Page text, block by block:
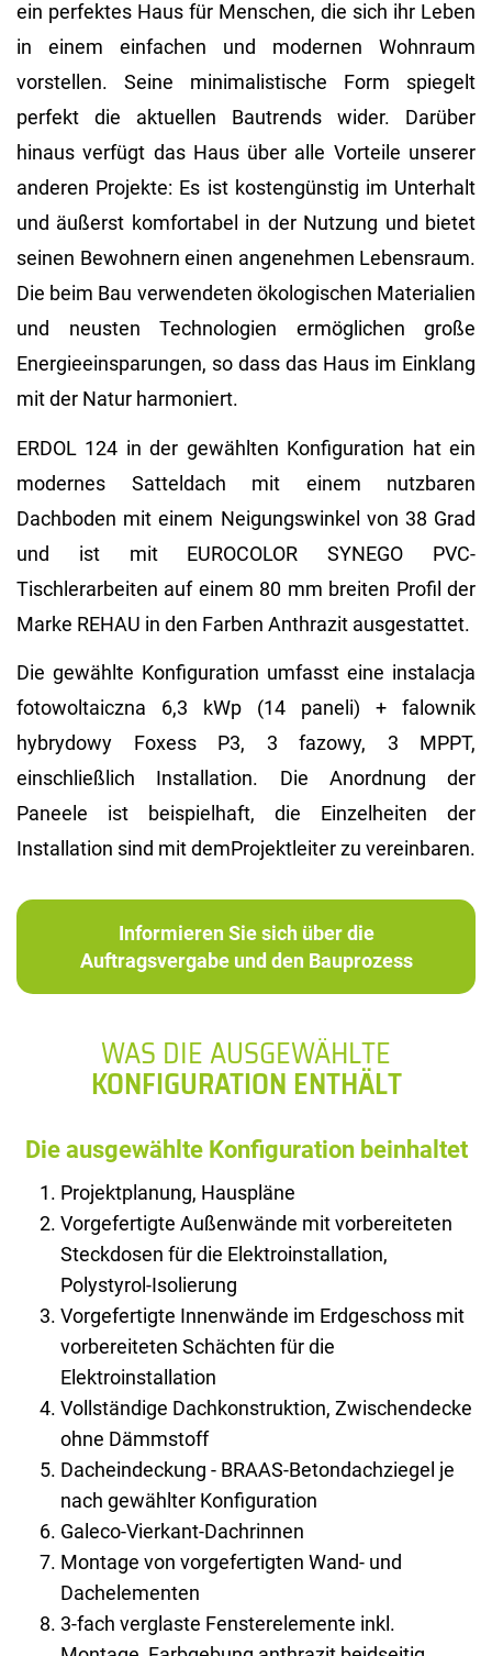
ein perfektes Haus für Menschen, die sich ihr Leben
in einem einfachen und modernen Wohnraum
vorstellen. Seine minimalistische Form spiegelt
perfekt die aktuellen Bautrends wider. Darüber
hinaus verfügt das Haus über alle Vorteile unserer
anderen Projekte: Es ist kostengünstig im Unterhalt
und äußerst komfortabel in der Nutzung und bietet
seinen Bewohnern einen angenehmen Lebensraum.
Die beim Bau verwendeten ökologischen Materialien
und neusten Technologien ermöglichen große
Energieeinsparungen, so dass das Haus im Einklang
mit der Natur harmoniert.
ERDOL 124 in der gewählten Konfiguration hat ein
modernes Satteldach mit einem nutzbaren
Dachboden mit einem Neigungswinkel von 38 Grad
und ist mit EUROCOLOR SYNEGO PVC-
Tischlerarbeiten auf einem 80 mm breiten Profil der
Marke REHAU in den Farben Anthrazit ausgestattet.
Die gewählte Konfiguration umfasst eine instalacja
fotowoltaiczna 6,3 kWp (14 paneli) + falownik
hybrydowy Foxess P3, 3 fazowy, 3 MPPT,
einschließlich Installation. Die Anordnung der
Paneele ist beispielhaft, die Einzelheiten der
Installation sind mit demProjektleiter zu vereinbaren.
Informieren Sie sich über die
Auftragsvergabe und den Bauprozess
WAS DIE AUSGEWÄHLTE
KONFIGURATION ENTHÄLT
Die ausgewählte Konfiguration beinhaltet
Projektplanung, Hauspläne
Vorgefertigte Außenwände mit vorbereiteten
Steckdosen für die Elektroinstallation,
Polystyrol-Isolierung
Vorgefertigte Innenwände im Erdgeschoss mit
vorbereiteten Schächten für die
Elektroinstallation
Vollständige Dachkonstruktion, Zwischendecke
ohne Dämmstoff
Dacheindeckung - BRAAS-Betondachziegel je
nach gewählter Konfiguration
Galeco-Vierkant-Dachrinnen
Montage von vorgefertigten Wand- und
Dachelementen
3-fach verglaste Fensterelemente inkl.